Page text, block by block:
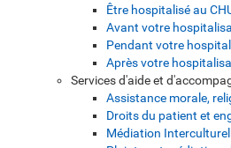
Être hospitalisé au
Avant votre
Pendant votre
Après votre
Services d'aide et
Assistance morale,
Droits du patient et
Médiation